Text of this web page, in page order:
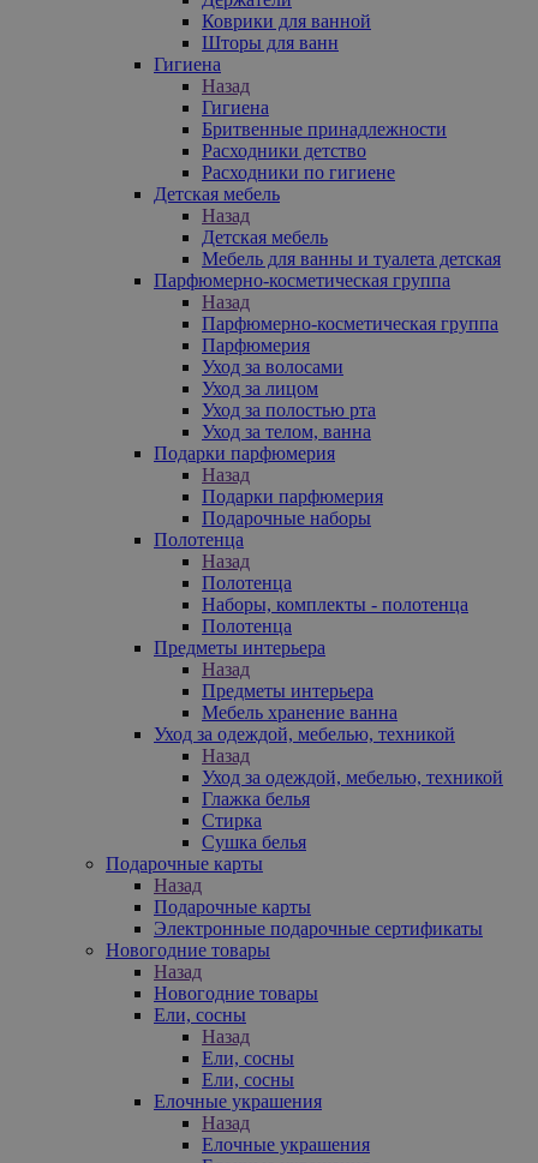
Коврики для ванной
Шторы для ванн
Гигиена
Назад
Гигиена
Бритвенные принадлежности
Расходники детство
Расходники по гигиене
Детская мебель
Назад
Детская мебель
Мебель для ванны и туалета детская
Парфюмерно-косметическая группа
Назад
Парфюмерно-косметическая группа
Парфюмерия
Уход за волосами
Уход за лицом
Уход за полостью рта
Уход за телом, ванна
Подарки парфюмерия
Назад
Подарки парфюмерия
Подарочные наборы
Полотенца
Назад
Полотенца
Наборы, комплекты - полотенца
Полотенца
Предметы интерьера
Назад
Предметы интерьера
Мебель хранение ванна
Уход за одеждой, мебелью, техникой
Назад
Уход за одеждой, мебелью, техникой
Глажка белья
Стирка
Сушка белья
Подарочные карты
Назад
Подарочные карты
Электронные подарочные сертификаты
Новогодние товары
Назад
Новогодние товары
Ели, сосны
Назад
Ели, сосны
Ели, сосны
Елочные украшения
Назад
Елочные украшения